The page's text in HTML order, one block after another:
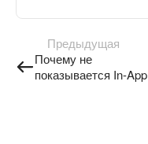
Предыдущая
Почему не
показывается In-App